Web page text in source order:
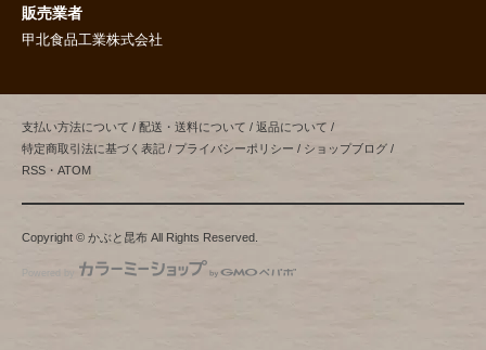
販売業者
甲北食品工業株式会社
支払い方法について / 配送・送料について / 返品について /
特定商取引法に基づく表記 / プライバシーポリシー / ショップブログ /
RSS ・ ATOM
Copyright © かぶと昆布 All Rights Reserved.
Powered by